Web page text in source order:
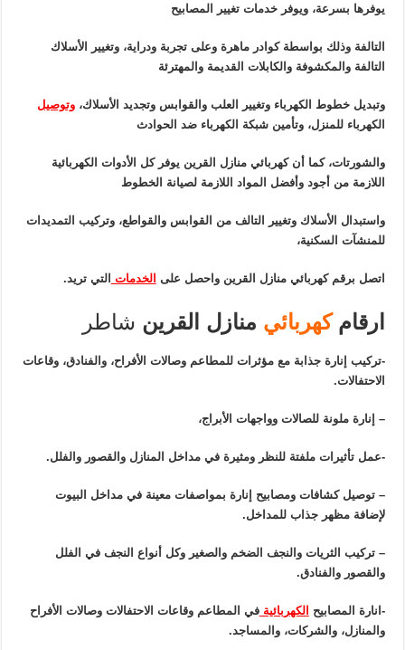
يوفرها بسرعة، ويوفر خدمات تغيير المصابيح
التالفة وذلك بواسطة كوادر ماهرة وعلى تجربة ودراية، وتغيير الأسلاك
التالفة والمكشوفة والكابلات القديمة والمهترئة
وتبديل خطوط الكهرباء وتغيير العلب والقوابس وتجديد الأسلاك،وتوصيل
الكهرباء للمنزل، وتأمين شبكة الكهرباء ضد الحوادث
والشورتات، كما أن كهربائي منازل القرين يوفر كل الأدوات الكهربائية
اللازمة من أجود وأفضل المواد اللازمة لصيانة الخطوط
واستبدال الأسلاك وتغيير التالف من القوابس والقواطع، وتركيب التمديدات
للمنشآت السكنية،
اتصل برقم كهربائي منازل القرين واحصل على الخدمات التي تريد.
ارقامكهربائي منازل القرين شاطر
-تركيب إنارة جذابة مع مؤثرات للمطاعم وصالات الأفراح، والفنادق، وقاعات
الاحتفالات.
– إنارة ملونة للصالات وواجهات الأبراج،
-عمل تأثيرات ملفتة للنظر ومثيرة في مداخل المنازل والقصور والفلل.
– توصيل كشافات ومصابيح إنارة بمواصفات معينة في مداخل البيوت
لإضافة مظهر جذاب للمداخل.
– تركيب الثريات والنجف الضخم والصغير وكل أنواع النجف في الفلل
والقصور والفنادق.
-انارة المصابيح الكهربائيةفي المطاعم وقاعات الاحتفالات وصالات الأفراح
والمنازل، والشركات، والمساجد.